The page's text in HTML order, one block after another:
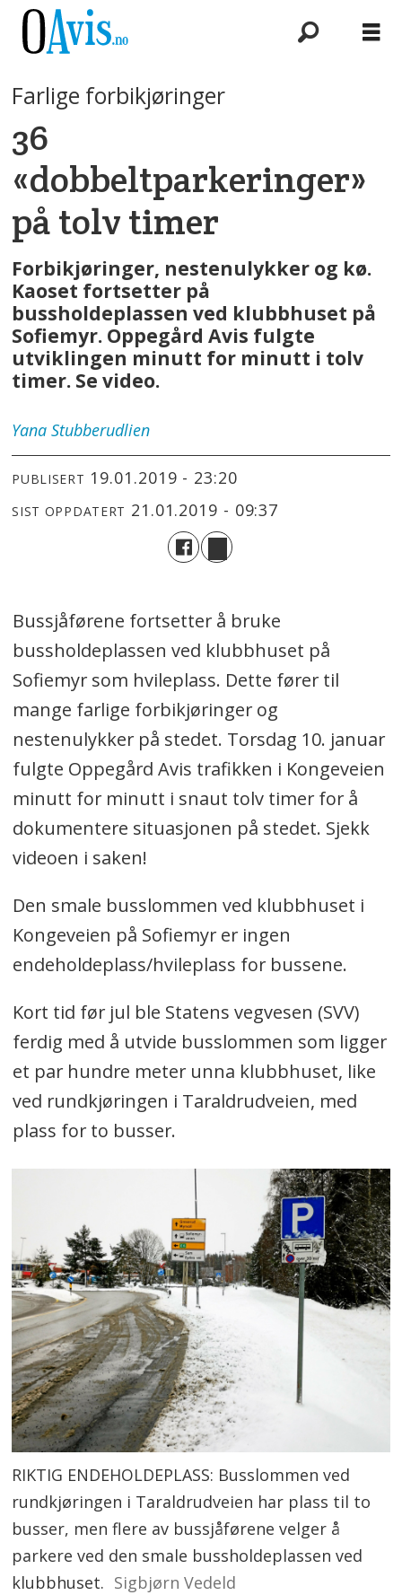
Farlige forbikjøringer
36
«dobbeltparkeringer»
på tolv timer
Forbikjøringer, nestenulykker og kø.
Kaoset fortsetter på
bussholdeplassen ved klubbhuset på
Sofiemyr. Oppegård Avis fulgte
utviklingen minutt for minutt i tolv
timer. Se video.
Yana Stubberudlien
PUBLISERT 19.01.2019 - 23:20
SIST OPPDATERT 21.01.2019 - 09:37
Bussjåførene fortsetter å bruke
bussholdeplassen ved klubbhuset på
Sofiemyr som hvileplass. Dette fører til
mange farlige forbikjøringer og
nestenulykker på stedet. Torsdag 10. januar
fulgte Oppegård Avis trafikken i Kongeveien
minutt for minutt i snaut tolv timer for å
dokumentere situasjonen på stedet. Sjekk
videoen i saken!
Den smale busslommen ved klubbhuset i
Kongeveien på Sofiemyr er ingen
endeholdeplass/hvileplass for bussene.
Kort tid før jul ble Statens vegvesen (SVV)
ferdig med å utvide busslommen som ligger
et par hundre meter unna klubbhuset, like
ved rundkjøringen i Taraldrudveien, med
plass for to busser.
RIKTIG ENDEHOLDEPLASS: Busslommen ved
rundkjøringen i Taraldrudveien har plass til to
busser, men flere av bussjåførene velger å
parkere ved den smale bussholdeplassen ved
klubbhuset. Sigbjørn Vedeld